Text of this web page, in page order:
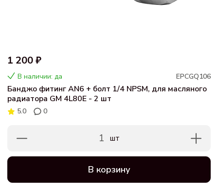
1 200 ₽
В наличии: да EPCGQ106
Банджо фитинг AN6 + болт 1/4 NPSМ, для масляного
радиатора GМ 4L80E - 2 шт
5.0 0
1 шт
В корзину